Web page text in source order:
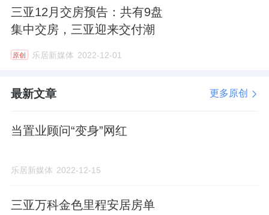
三亚12月交房预告：共有9盘
集中交房，三亚迎来交付潮
原创 乐居新媒体 2022-12-01
最新文章 更多原创
当置业顾问“变身”网红
乐居新媒体 2022-12-15
三亚万科金色里程安居房单